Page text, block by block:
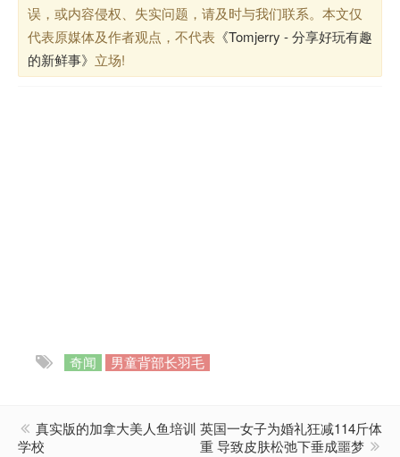
误，或内容侵权、失实问题，请及时与我们联系。本文仅
代表原媒体及作者观点，不代表 《Tomjerry - 分享好玩有趣
的新鲜事》 立场!
奇闻 男童背部长羽毛
真实版的加拿大美人鱼培训
学校
英国一女子为婚礼狂减114斤体
重 导致皮肤松弛下垂成噩梦